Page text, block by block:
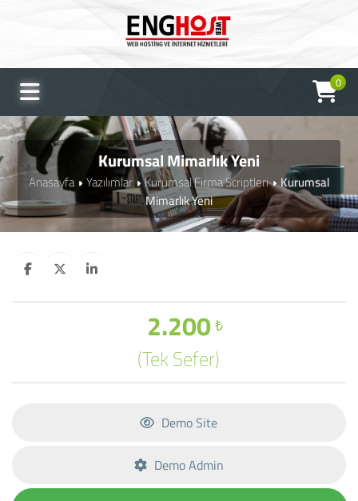
0
Kurumsal Mimarlık Yeni
Anasayfa Yazılımlar Kurumsal Firma Scriptleri
Kurumsal
Mimarlık Yeni
₺
2.200
(Tek Sefer)
Demo Site
Demo Admin